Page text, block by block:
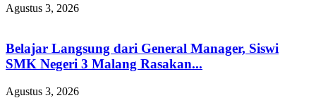
Agustus 3, 2026
Belajar Langsung dari General Manager, Siswi
SMK Negeri 3 Malang Rasakan...
Agustus 3, 2026